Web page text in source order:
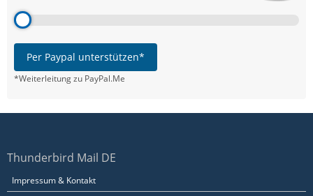
Per Paypal unterstützen*
*Weiterleitung zu PayPal.Me
Thunderbird Mail DE
Impressum & Kontakt